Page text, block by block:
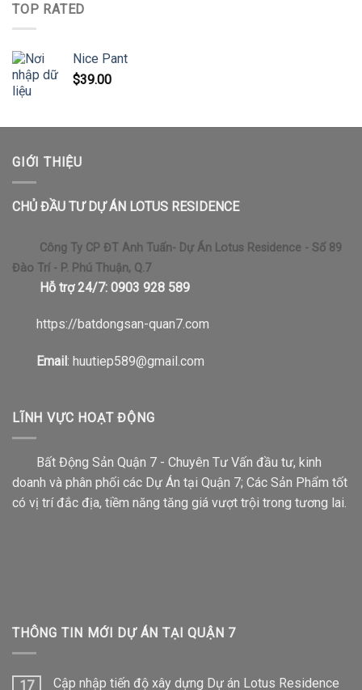
TOP RATED
Nice Pant
$39.00
GIỚI THIỆU
CHỦ ĐẦU TƯ DỰ ÁN LOTUS RESIDENCE
Công Ty CP ĐT Anh Tuấn- Dự Án Lotus Residence - Số 89
Đào Trí - P. Phú Thuận, Q.7
Hỗ trợ 24/7: 0903 928 589
https://batdongsan-quan7.com
Email : huutiep589@gmail.com
LĨNH VỰC HOẠT ĐỘNG
Bất Động Sản Quận 7 - Chuyên Tư Vấn đầu tư, kinh
doanh và phân phối các Dự Án tại Quận 7; Các Sản Phẩm tốt
có vị trí đắc địa, tiềm năng tăng giá vượt trội trong tương lai.
THÔNG TIN MỚI DỰ ÁN TẠI QUẬN 7
17 Cập nhập tiến độ xây dựng Dự án Lotus Residence